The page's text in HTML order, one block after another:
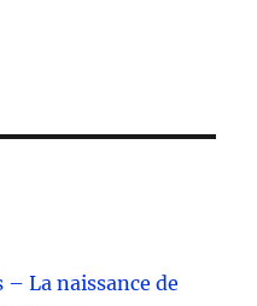
La naissance de